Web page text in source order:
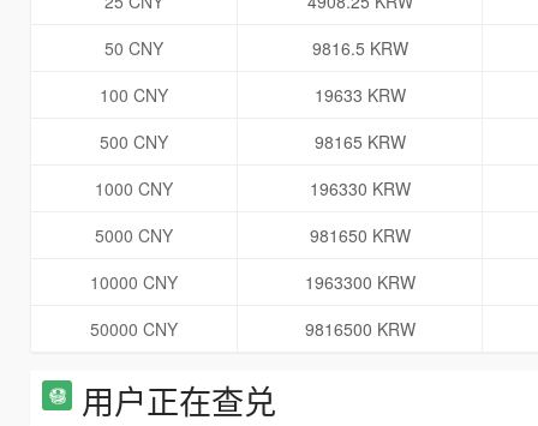
50 CNY
9816.5 KRW
100 CNY
19633 KRW
500 CNY
98165 KRW
1000 CNY
196330 KRW
5000 CNY
981650 KRW
10000 CNY
1963300 KRW
50000 CNY
9816500 KRW
用户正在查兑